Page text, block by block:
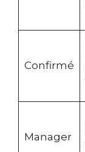
Confirmé
Manager